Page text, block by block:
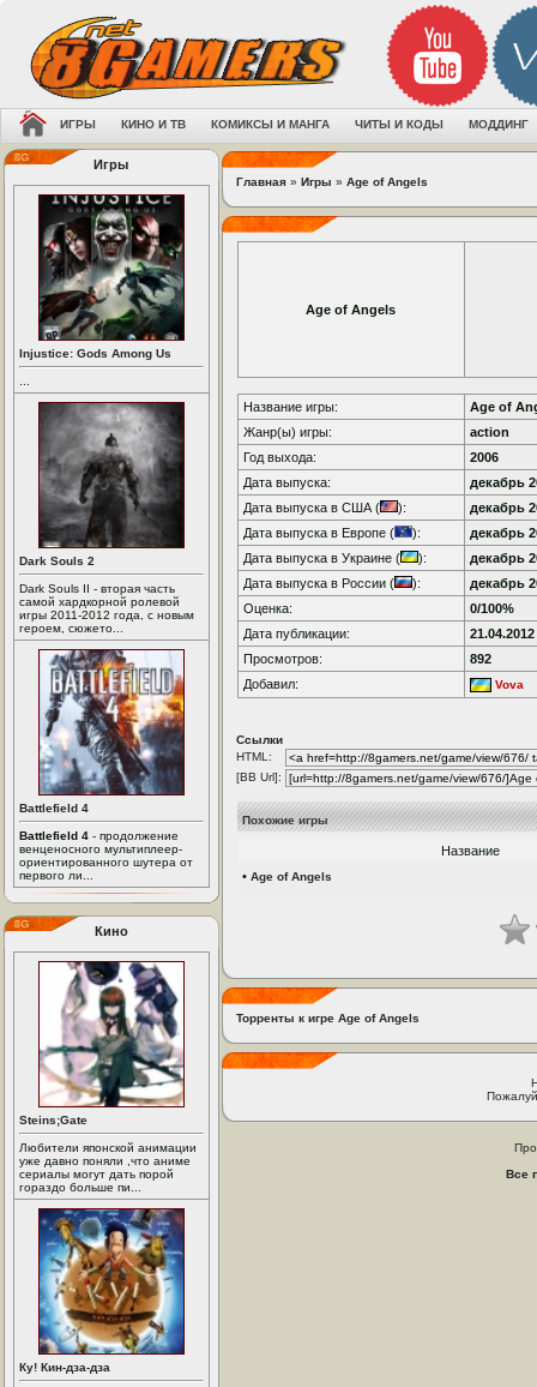
ИГРЫ КИНО И ТВ КОМИКСЫ И МАНГА ЧИТЫ И КОДЫ МОДДИНГ
Игры
Injustice: Gods Among Us
Dark Souls 2
Dark Souls II - вторая часть
самой хардкорной ролевой
игры 2011-2012 года, с новым
героем, сюжето...
Battlefield 4
Battlefield 4 - продолжение
венценосного мультиплеер-
ориентированного шутера от
первого ли...
Кино
Steins;Gate
Любители японской анимации
уже давно поняли ,что аниме
сериалы могут дать порой
гораздо больше пи...
Ку! Кин-дза-дза
Главная » Игры » Age of Angels
Age of Angels
Название игры:
Age of
Жанр(ы) игры:
action
Год выхода:
2006
Дата выпуска:
декабрь
Дата выпуска в США (
):
декабрь
Дата выпуска в Европе (
):
декабрь
Дата выпуска в Украине (
):
декабрь
Дата выпуска в России (
):
декабрь
Оценка:
0/100%
Дата публикации:
21.04.2012
Просмотров:
892
Добавил:
Vova
Ссылки
HTML:
[BB Url]:
Похожие игры
Название
• Age of Angels
Торренты к игре Age of Angels
Все